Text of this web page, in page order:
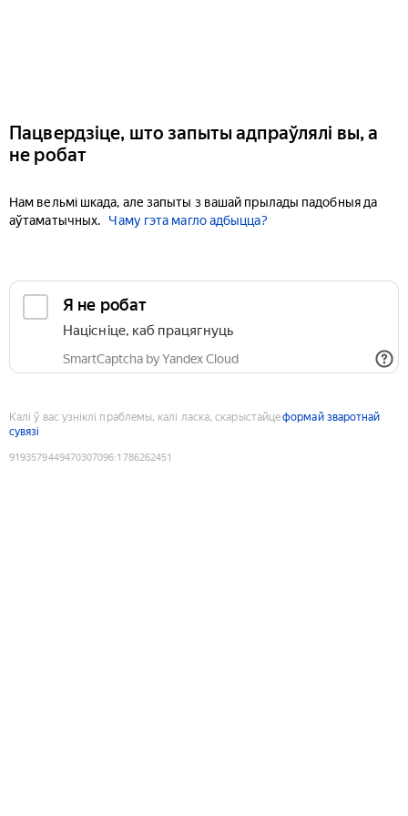
Пацвердзіце, што запыты адпраўлялі вы, а
не робат
Нам вельмі шкада, але запыты з вашай прылады падобныя да
аўтаматычных.
Чаму гэта магло адбыцца?
Я не робат
Націсніце, каб працягнуць
SmartCaptcha by Yandex Cloud
Калі ў вас узніклі праблемы, калі ласка, скарыстайцеформай зваротнай
сувязі
9193579449470307096:1786262451